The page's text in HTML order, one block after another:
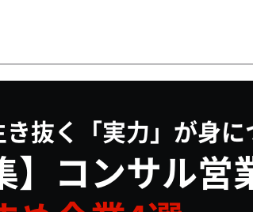
抜く「実力」が身に
】コンサル営